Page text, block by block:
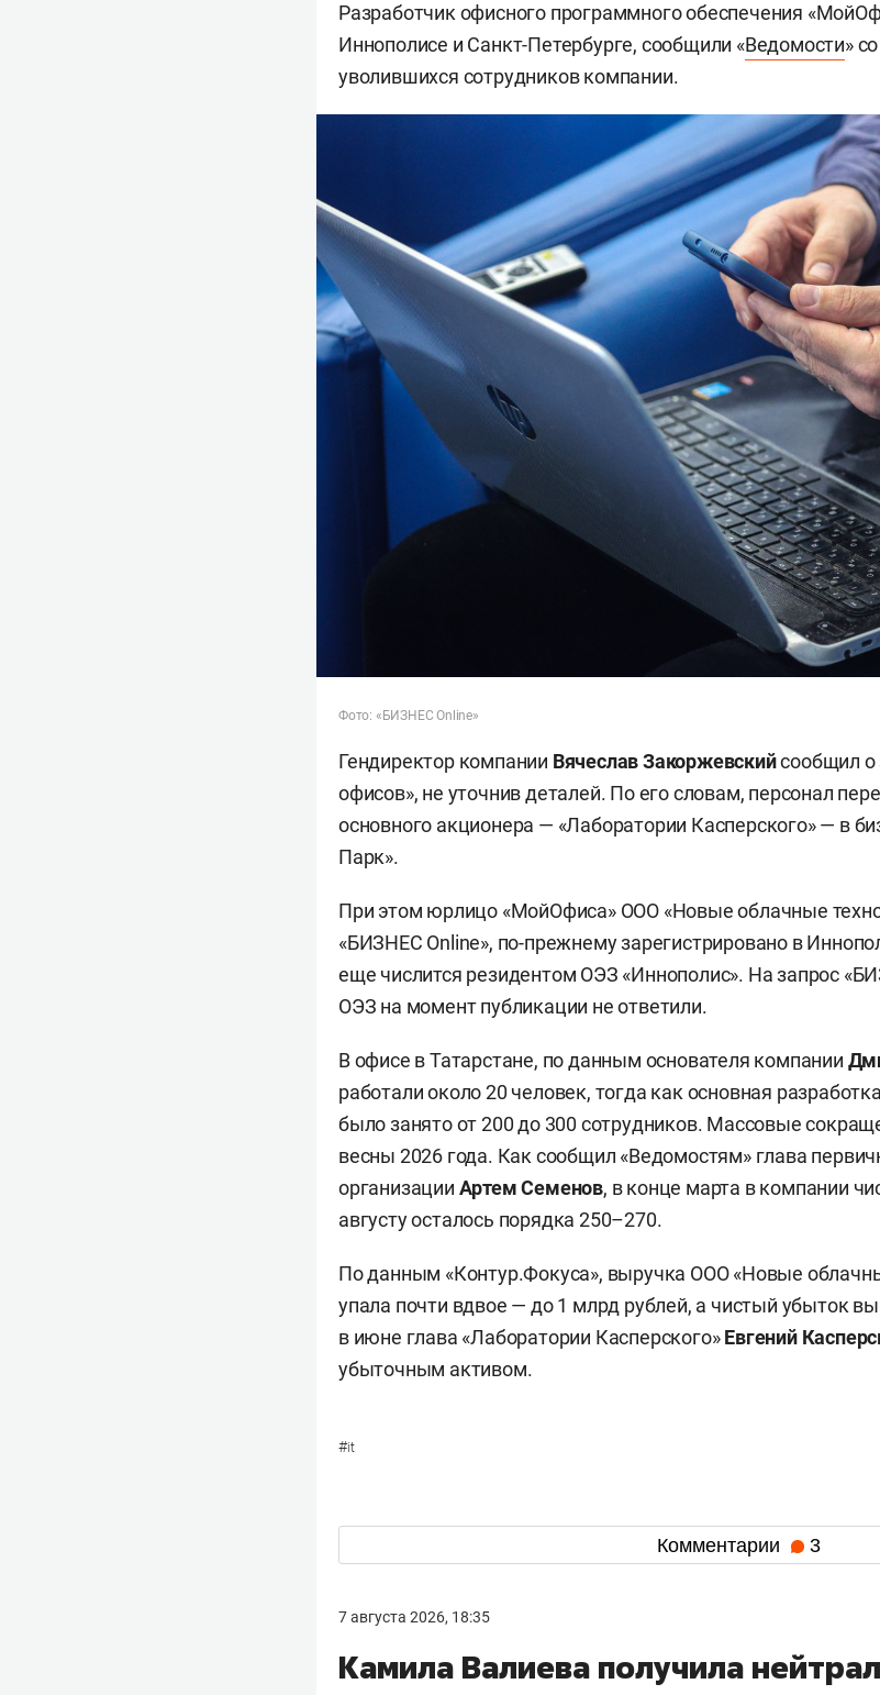
Разработчик офисного программного обеспечения
Иннополисе и Санкт-Петербурге, сообщили «Ведомости»
уволившихся сотрудников компании.
Фото: «БИЗНЕС Online»
Гендиректор компании Вячеслав Закоржевскийсообщил о
офисов», не уточнив деталей. По его словам, персонал
основного акционера — «Лаборатории Касперского» — в
Парк».
При этом юрлицо «МойОфиса» ООО «Новые облачные
«БИЗНЕС Online», по-прежнему зарегистрировано в
еще числится резидентом ОЭЗ «Иннополис». На запрос
ОЭЗ на момент публикации не ответили.
В офисе в Татарстане, по данным основателя компании
работали около 20 человек, тогда как основная
было занято от 200 до 300 сотрудников. Массовые
весны 2026 года. Как сообщил «Ведомостям» глава
организации Артем Семенов, в конце марта в компании
августу осталось порядка 250–270.
По данным «Контур.Фокуса», выручка ООО «Новые
упала почти вдвое — до 1 млрд рублей, а чистый убыток
в июне глава «Лаборатории Касперского»Евгений
убыточным активом.
#it
Комментарии 3
7 августа 2026, 18:35
Камила Валиева получила